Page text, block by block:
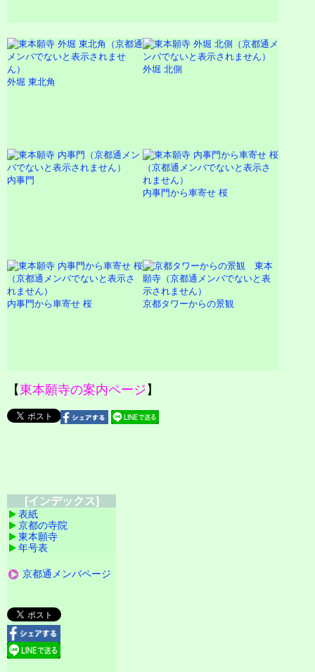
外堀 東北角
外堀 北側
内事門
内事門から車寄せ 桜
内事門から車寄せ 桜 京都タワーからの景観
【東本願寺の案内ページ 】
[インデックス]
表紙
京都の寺院
東本願寺
年号表
京都通メンバページ